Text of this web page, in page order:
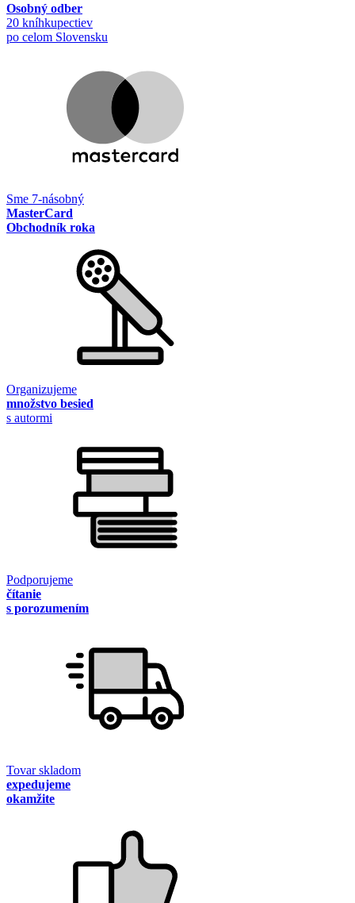
Osobný odber
20 kníhkupectiev
po celom Slovensku
Sme 7-násobný
MasterCard
Obchodník roka
Organizujeme
množstvo besied
s autormi
Podporujeme
čítanie
s porozumením
Tovar skladom
expedujeme
okamžite